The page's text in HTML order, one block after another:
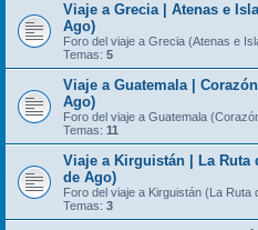
Viaje a Grecia | Atenas e
Ago)
Foro del viaje a Grecia (Atenas e
Temas: 5
Viaje a Guatemala |
Ago)
Foro del viaje a Guatemala
Temas: 11
Viaje a Kirguistán | La Ruta
de Ago)
Foro del viaje a Kirguistán (La Ruta
Temas: 3